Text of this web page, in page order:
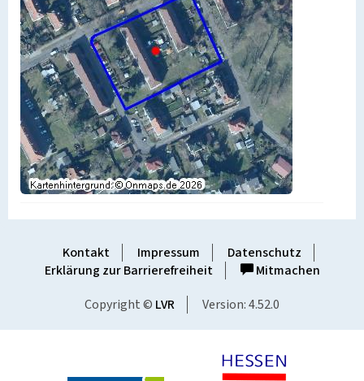
Kontakt Impressum
Datenschutz
Erklärung zur Barrierefreiheit
Mitmachen
Copyright © LVR Version: 4.52.0